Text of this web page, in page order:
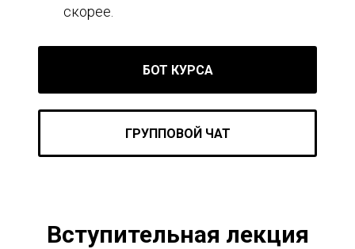
скорее.
БОТ КУРСА
ГРУППОВОЙ ЧАТ
Вступительная лекция